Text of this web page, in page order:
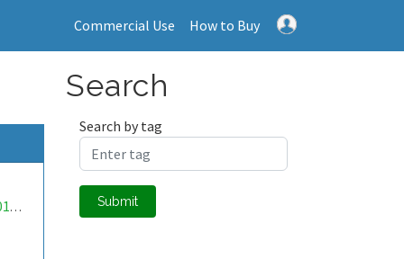
Commercial Use How to Buy
mwa0000019508526
Search
Search by tag
Submit